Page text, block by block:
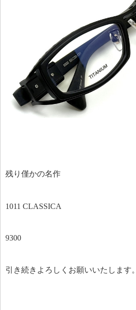
残り僅かの名作
1011 CLASSICA
9300
引き続きよろしくお願いいたします。